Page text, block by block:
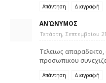
Απάντηση Διαγραφή
ΑΝΏΝΥΜΟΣ
Τετάρτη, Σεπτεμβρίου
Τελειως απαραδεκτο,
προσωπικου
Απάντηση Διαγραφή